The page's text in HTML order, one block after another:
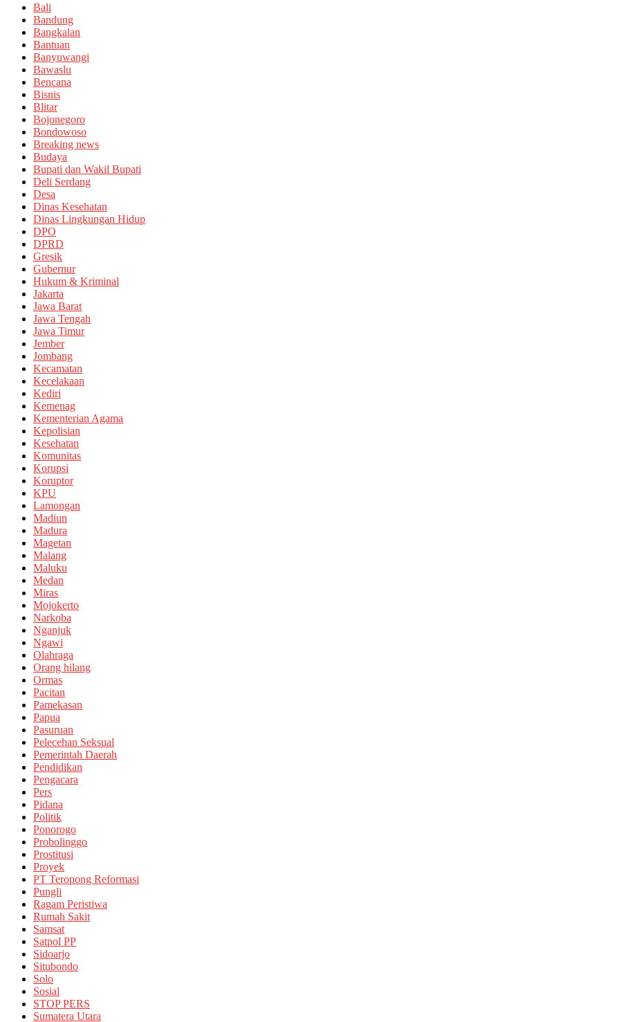
Bali
Bandung
Bangkalan
Bantuan
Banyuwangi
Bawaslu
Bencana
Bisnis
Blitar
Bojonegoro
Bondowoso
Breaking news
Budaya
Bupati dan Wakil Bupati
Deli Serdang
Desa
Dinas Kesehatan
Dinas Lingkungan Hidup
DPO
DPRD
Gresik
Gubernur
Hukum & Kriminal
Jakarta
Jawa Barat
Jawa Tengah
Jawa Timur
Jember
Jombang
Kecamatan
Kecelakaan
Kediri
Kemenag
Kementerian Agama
Kepolisian
Kesehatan
Komunitas
Korupsi
Koruptor
KPU
Lamongan
Madiun
Madura
Magetan
Malang
Maluku
Medan
Miras
Mojokerto
Narkoba
Nganjuk
Ngawi
Olahraga
Orang hilang
Ormas
Pacitan
Pamekasan
Papua
Pasuruan
Pelecehan Seksual
Pemerintah Daerah
Pendidikan
Pengacara
Pers
Pidana
Politik
Ponorogo
Probolinggo
Prostitusi
Proyek
PT Teropong Reformasi
Pungli
Ragam Peristiwa
Rumah Sakit
Samsat
Satpol PP
Sidoarjo
Situbondo
Solo
Sosial
STOP PERS
Sumatera Utara